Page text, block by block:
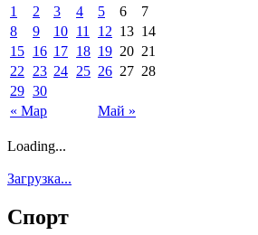
« Мар Май »
1 2 3 4 5 6
7
8
9 10 11 12 13 14
15 16 17 18 19 20 21
22
23 24 25 26 27 28
29 30
Loading...
Загрузка...
Спорт